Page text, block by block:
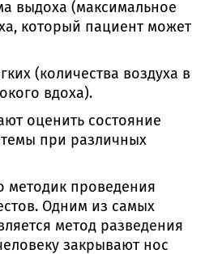
выдоха (максимальное
который пациент может
(количества воздуха в
вдоха).
оценить состояние
при различных
методик проведения
Одним из самых
метод разведения
закрывают нос